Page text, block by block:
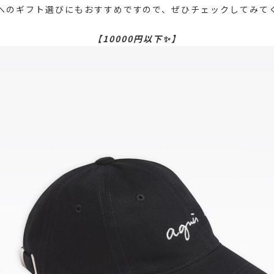
のギフト選びにもおすすめですので、ぜひチェックしてみて
【10000円以下✨】